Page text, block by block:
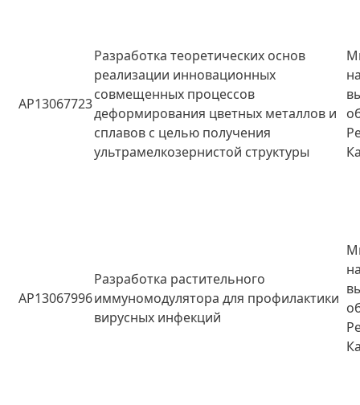
AP13067723
Разработка теоретических основ
реализации инновационных
совмещенных процессов
деформирования цветных металлов и
сплавов с целью получения
ультрамелкозернистой структуры
AP13067996
Разработка растительного
иммуномодулятора для профилактики
вирусных инфекций